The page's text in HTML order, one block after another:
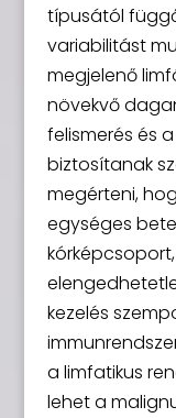
típusától
variabilitást
megjelenő
növekvő
felismerés és
biztosítanak
megérteni,
egységes
kezelés
a limfatikus
lehet a